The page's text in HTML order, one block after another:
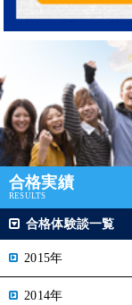
合格実績
RESULTS
合格体験談一覧
2015年
2014年